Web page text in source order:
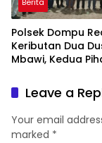
Berita
Polsek Dompu
Keributan Dua
Mbawi, Kedua
Leave a
Your email
marked *